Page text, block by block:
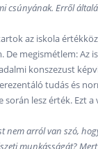
csúnyának. Erről
az iskola
De megismétlem: Az
konszezust
tudás és
során lesz érték. Ezt
nem arról van szó,
munkásságát?